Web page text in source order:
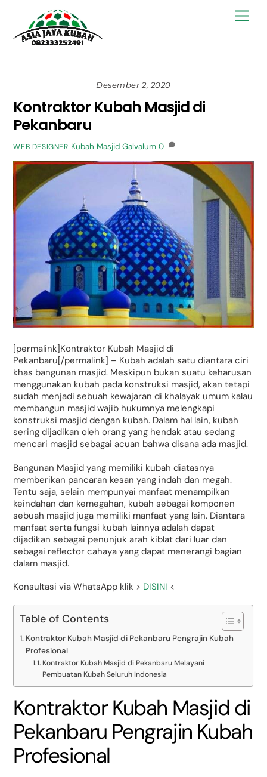
content
Desember 2, 2020
Kontraktor Kubah Masjid di
Pekanbaru
WEB DESIGNER Kubah Masjid Galvalum 0
[permalink]Kontraktor Kubah Masjid di
Pekanbaru[/permalink] – Kubah adalah satu diantara ciri
khas bangunan masjid. Meskipun bukan suatu keharusan
menggunakan kubah pada konstruksi masjid, akan tetapi
sudah menjadi sebuah kewajaran di khalayak umum kalau
membangun masjid wajib hukumnya melengkapi
konstruksi masjid dengan kubah. Dalam hal lain, kubah
sering dijadikan oleh orang yang hendak atau sedang
mencari masjid sebagai acuan bahwa disana ada masjid.
Bangunan Masjid yang memiliki kubah diatasnya
memberikan pancaran kesan yang indah dan megah.
Tentu saja, selain mempunyai manfaat menampilkan
keindahan dan kemegahan, kubah sebagai komponen
sebuah masjid juga memiliki manfaat yang lain. Diantara
manfaat serta fungsi kubah lainnya adalah dapat
dijadikan sebagai penunjuk arah kiblat dari luar dan
sebagai reflector cahaya yang dapat menerangi bagian
dalam masjid.
Konsultasi via WhatsApp klik > DISINI <
Table of Contents
Kontraktor Kubah Masjid di Pekanbaru Pengrajin Kubah
Profesional
Kontraktor Kubah Masjid di Pekanbaru Melayani
Pembuatan Kubah Seluruh Indonesia
Kontraktor Kubah Masjid di
Pekanbaru Pengrajin Kubah
Profesional